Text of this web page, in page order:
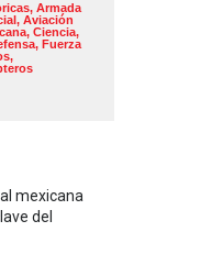
, Armada
, Aviación
, Ciencia,
, Fuerza
,
mexicana
del